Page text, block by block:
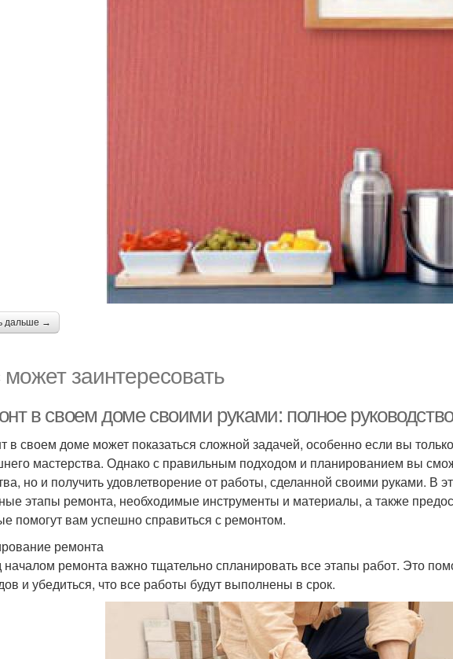
дальше →
заинтересовать
в своем доме своими руками: полное
в своем доме может показаться сложной задачей, особенно если вы
мастерства. Однако с правильным подходом и планированием вы
но и получить удовлетворение от работы, сделанной своими руками. В
этапы ремонта, необходимые инструменты и материалы, а также
помогут вам успешно справиться с ремонтом.
ремонта
ремонта важно тщательно спланировать все этапы работ. Это
и убедиться, что все работы будут выполнены в срок.